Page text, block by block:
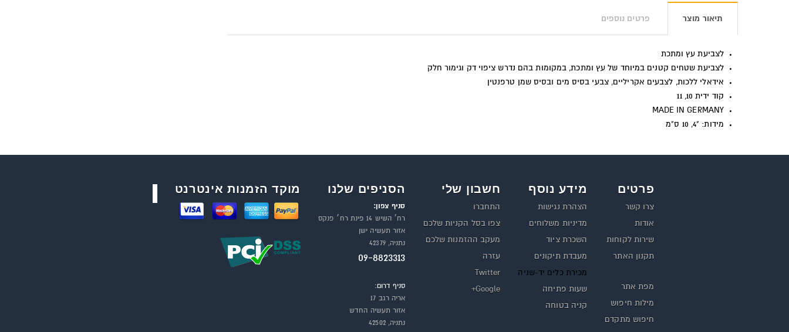
תיאור מוצר פרטים נוספים
לצביעת עץ ומתכת
לצביעת שטחים קטנים במיוחד של עץ ומתכת, במקומות בהם נדרש ציפוי דק וגימור חלק
אידאלי ללכות, לצבעים אקריליים, צבעי בסיס מים ובסיס שמן טרפנטין
קוד ידית 10, 11
MADE IN GERMANY
מידות: "4, 10 ס"מ
פרטים
צרו קשר
אודות
שירות לקוחות
תקנון האתר
מפת אתר
מילות חיפוש
חיפוש מתקדם
מידע נוסף
הצהרת נגישות
מדיניות משלוחים
השכרת ציוד
מעבדת תיקונים
מכירת כלים יד-שניה
שעות פתיחה
קניה בטוחה
חשבון שלי
התחברו
צפו בסל הקניות שלכם
מעקב ההזמנות שלכם
עזרה
Twitter
Google+
הסניפים שלנו
סניף צפון:
רח׳ השיש 14 פינת רח׳ פנקס
אזור תעשיה ישן
נתניה, 42379
09-8823313
סניף דרום:
אריה רגב 17
אזור תעשיה החדש
נתניה, 42502
מוקד הזמנות אינטרנט